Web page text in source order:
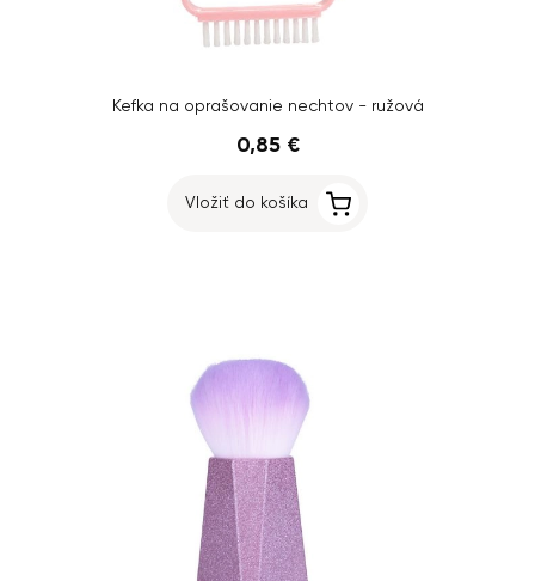
Kefka na oprašovanie nechtov - ružová
0,85 €
Vložiť do košíka